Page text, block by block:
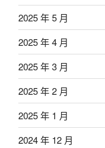
2025 年 5 月
2025 年 4 月
2025 年 3 月
2025 年 2 月
2025 年 1 月
2024 年 12 月